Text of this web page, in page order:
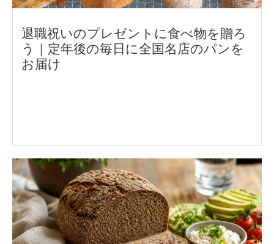
退職祝いのプレゼントに食べ物を贈ろ
う｜定年後の毎日に全国名店のパンを
お届け